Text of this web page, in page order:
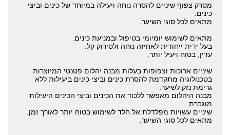
מסרק צפוף שיניים להסרה נוחה ויעילה במיוחד של כינים וביצי
כינים.
מתאים לכל סוגי השיער.
מתאים לשימוש יומיומי בטיפול ובמניעת כינים.
בעל ידית ייחודית לאחיזה נוחה ולסירוק קל.
עדין, בטוח ויעיל יותר.
שיניים ארוכות וצפופות בעלות מבנה יהלום פטנטי המיוצרות
בטכנולוגיה מתקדמת להסרת כינים וביצי כינים ביעילות ללא
גרימת נזק לשיער.
מבנה היהלום מאפשר ללכוד את הכינים וביצי הכינים היעילות
מוגברת.
שיניים עשויות מפלדלת אל חלד לשימוש בטוח יותר לאורך זמן.
מתאים לכל סוגי השיער.